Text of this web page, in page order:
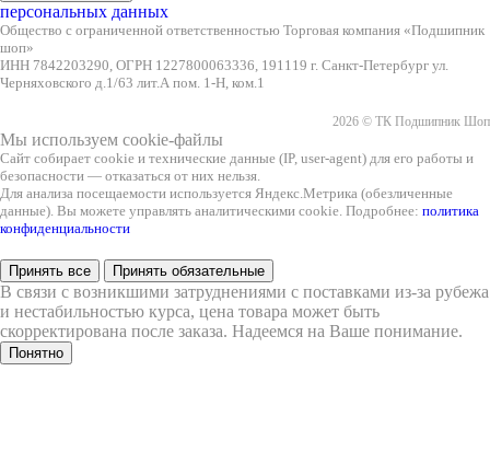
персональных данных
Общество с ограниченной ответственностью Торговая компания «Подшипник
шоп»
ИНН 7842203290, ОГРН 1227800063336, 191119 г. Санкт-Петербург ул.
Черняховского д.1/63 лит.А пом. 1-Н, ком.1
2026 © ТК Подшипник Шоп
Мы используем cookie-файлы
Сайт собирает cookie и технические данные (IP, user-agent) для его работы и
безопасности — отказаться от них нельзя.
Для анализа посещаемости используется Яндекс.Метрика (обезличенные
данные). Вы можете управлять аналитическими cookie. Подробнее: политика
конфиденциальности
Принять все Принять обязательные
В связи с возникшими затруднениями с поставками из-за рубежа
и нестабильностью курса, цена товара может быть
скорректирована после заказа. Надеемся на Ваше понимание.
Понятно